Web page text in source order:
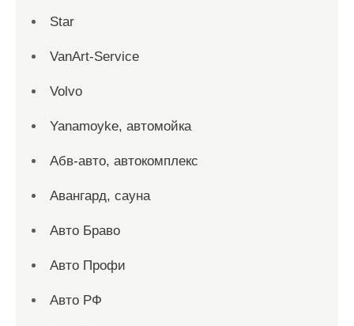
Star
VanArt-Service
Volvo
Yanamoyke, автомойка
Абв-авто, автокомплекс
Авангард, сауна
Авто Браво
Авто Профи
Авто РФ